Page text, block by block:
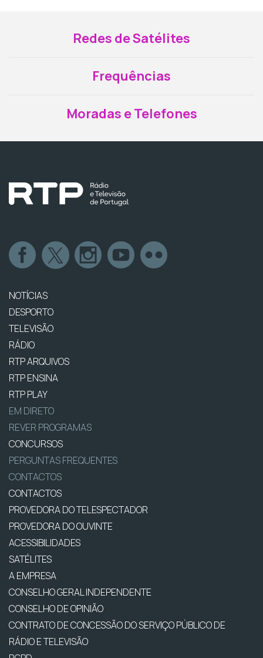
Redes de Satélites
Frequências
Moradas e Telefones
NOTÍCIAS
DESPORTO
TELEVISÃO
RÁDIO
RTP ARQUIVOS
RTP ENSINA
RTP PLAY
EM DIRETO
REVER PROGRAMAS
CONCURSOS
PERGUNTAS FREQUENTES
CONTACTOS
CONTACTOS
PROVEDORA DO TELESPECTADOR
PROVEDORA DO OUVINTE
ACESSIBILIDADES
SATÉLITES
A EMPRESA
CONSELHO GERAL INDEPENDENTE
CONSELHO DE OPINIÃO
CONTRATO DE CONCESSÃO DO SERVIÇO PÚBLICO DE
RÁDIO E TELEVISÃO